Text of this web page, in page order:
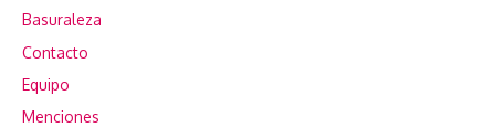
Basuraleza
Contacto
Equipo
Menciones